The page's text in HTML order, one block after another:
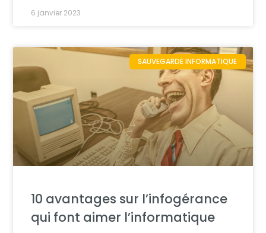
6 janvier 2023
SAUVEGARDE INFORMATIQUE
10 avantages sur l’infogérance
qui font aimer l’informatique